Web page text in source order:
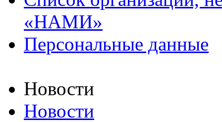
«НАМИ»
Персональные данные
Новости
Новости